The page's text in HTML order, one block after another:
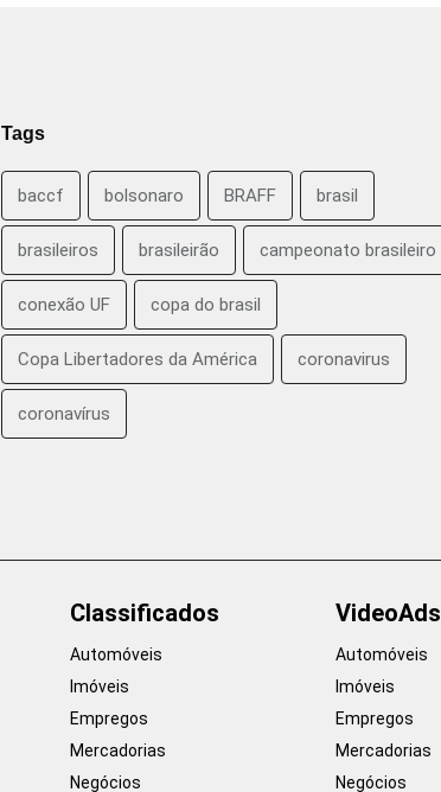
Tags
baccf bolsonaro BRAFF brasil
brasileiros brasileirão campeonato brasileiro
conexão UF copa do brasil
Copa Libertadores da América coronavirus
coronavírus
Classificados
Automóveis
Imóveis
Empregos
Mercadorias
Negócios
VideoAds
Automóveis
Imóveis
Empregos
Mercadorias
Negócios